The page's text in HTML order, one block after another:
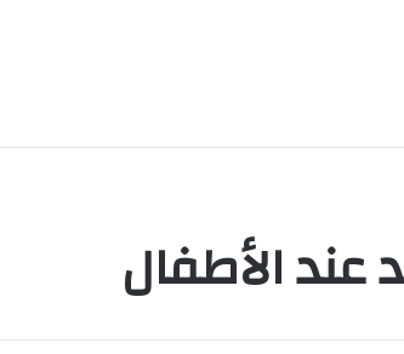
عند الأطفال